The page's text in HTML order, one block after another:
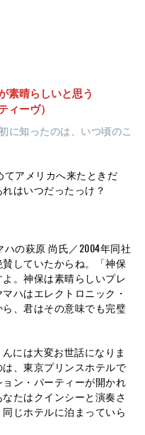
素晴らしいと思う
ーヴ）
に知ったのは、いつ頃のこ
アメリカへ来たときだ
はいつだったっけ？
の萩原 尚氏／2004年同社
していたからね。「神保
。神保は素晴らしいプレ
ハはエレクトロニック・
、君はその意味でも完璧
には大変お世話になりま
、東京プリンスホテルで
ン・パーティーが開かれ
たはクインシーと演奏さ
じホテルに泊まっていら